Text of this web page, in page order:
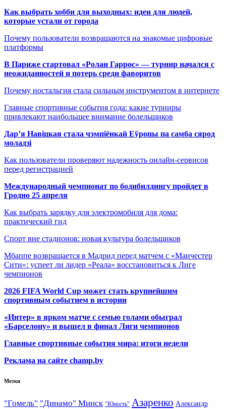
Как выбрать хобби для выходных: идеи для людей,
которые устали от города
Почему пользователи возвращаются на знакомые цифровые
платформы
В Париже стартовал «Ролан Гаррос» — турнир начался с
неожиданностей и потерь среди фаворитов
Почему ностальгия стала сильным инструментом в интернете
Главные спортивные события года: какие турниры
привлекают наибольшее внимание болельщиков
Дар’я Навіцкая стала чэмпіёнкай Еўропы па самба сярод
моладзі
Как пользователи проверяют надежность онлайн-сервисов
перед регистрацией
Международный чемпионат по бодибилдингу пройдет в
Гродно 25 апреля
Как выбрать зарядку для электромобиля для дома:
практический гид
Спорт вне стадионов: новая культура болельщиков
Мбаппе возвращается в Мадрид перед матчем с «Манчестер
Сити»: успеет ли лидер «Реала» восстановиться к Лиге
чемпионов
2026 FIFA World Cup может стать крупнейшим
спортивным событием в истории
«Интер» в ярком матче с семью голами обыграл
«Барселону» и вышел в финал Лиги чемпионов
Главные спортивные события мира: итоги недели
Реклама на сайте champ.by
Метки
"Гомель" "Динамо" Минск "Юность" Азаренко Александр